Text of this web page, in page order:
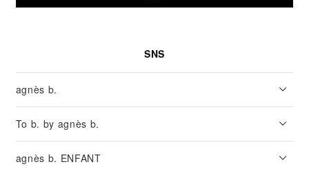
SNS
agnès b.
To b. by agnès b.
agnès b. ENFANT